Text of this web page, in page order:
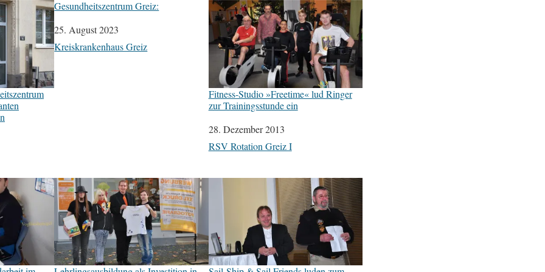
Gesundheitszentrum Greiz:
Datum
25. August 2023
In Bezug auf
Kreiskrankenhaus Greiz
Fitness-Studio »Freetime« lud Ringer
zur Trainingsstunde ein
Datum
28. Dezember 2013
In Bezug auf
RSV Rotation Greiz I